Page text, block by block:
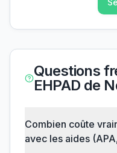
Questions
EHPAD de
Combien coûte
avec les aides